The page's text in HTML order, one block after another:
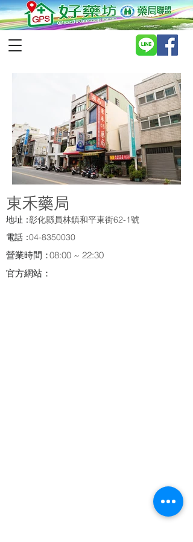
東禾藥局
地址：彰化縣員林鎮和平東街62-1號
電話：04-8350030
08:00 ~ 22:30
營業時間：
官方網站：